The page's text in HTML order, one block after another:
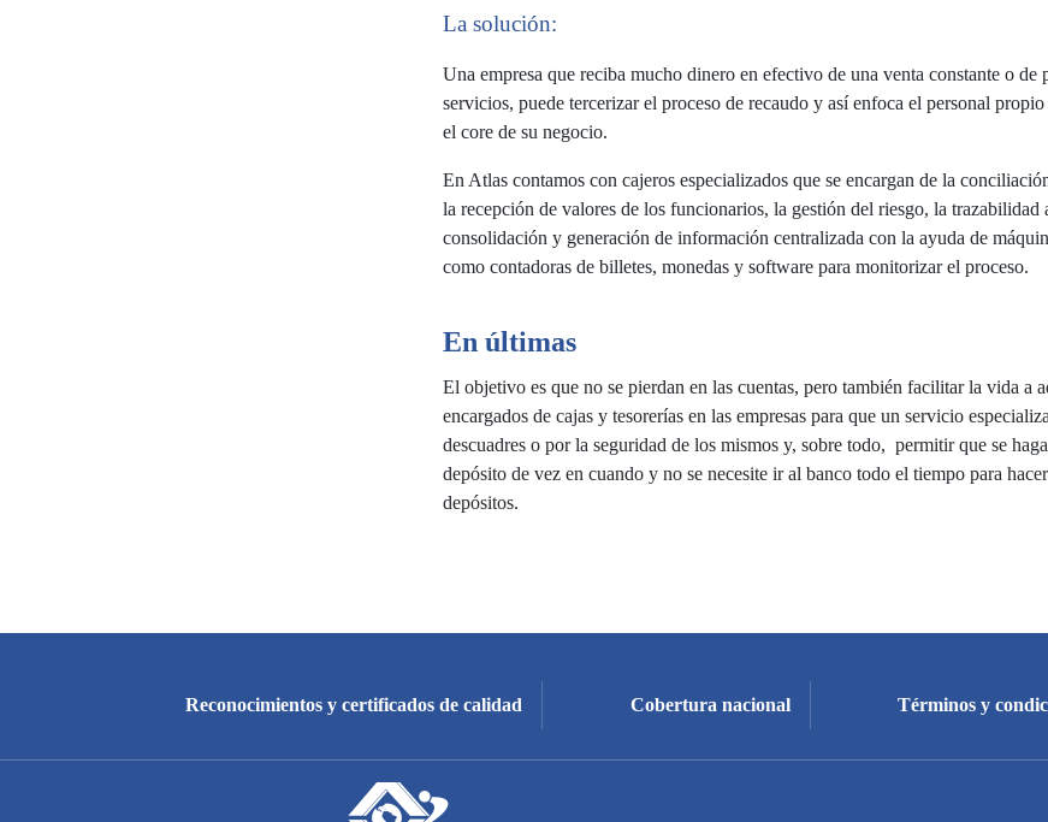
La solución:
Una empresa que reciba mucho dinero en efectivo de una venta constante o de
servicios, puede tercerizar el proceso de recaudo y así enfoca el personal
el core de su negocio.
En Atlas contamos con cajeros especializados que se encargan de la
la recepción de valores de los funcionarios, la gestión del riesgo, la trazabilidad
consolidación y generación de información centralizada con la ayuda de
como contadoras de billetes, monedas y software para monitorizar el proceso.
En últimas
El objetivo es que no se pierdan en las cuentas, pero también facilitar la vida a
encargados de cajas y tesorerías en las empresas para que un servicio
descuadres o por la seguridad de los mismos y, sobre todo, permitir que se
depósito de vez en cuando y no se necesite ir al banco todo el tiempo para
depósitos.
Reconocimientos y certificados de calidad Cobertura nacional Términos y